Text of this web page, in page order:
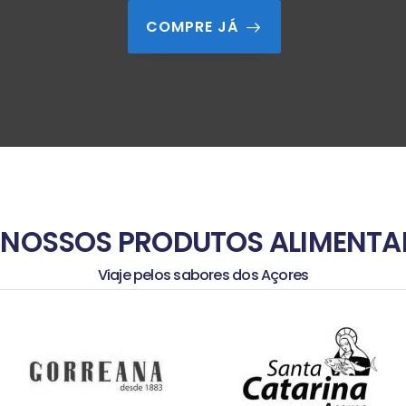
COMPRE JÁ
PRODUTOS
Viaje pelos sabores dos Açores